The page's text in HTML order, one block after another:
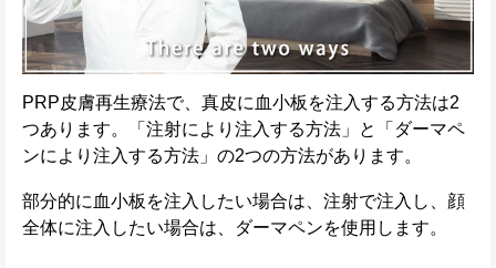
PRP皮膚再生療法で、真皮に血小板を注入する方法は2
つあります。「注射により注入する方法」と「ダーマペ
ンにより注入する方法」の2つの方法があります。
部分的に血小板を注入したい場合は、注射で注入し、顔
全体に注入したい場合は、ダーマペンを使用します。